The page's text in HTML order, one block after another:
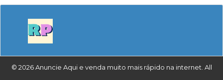
© 2026 Anuncie Aqui e venda muito mais rápido na internet. All